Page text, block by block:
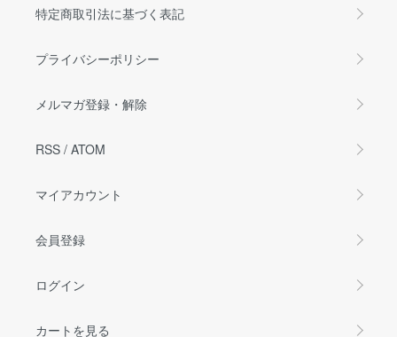
特定商取引法に基づく表記
プライバシーポリシー
メルマガ登録・解除
RSS / ATOM
マイアカウント
会員登録
ログイン
カートを見る